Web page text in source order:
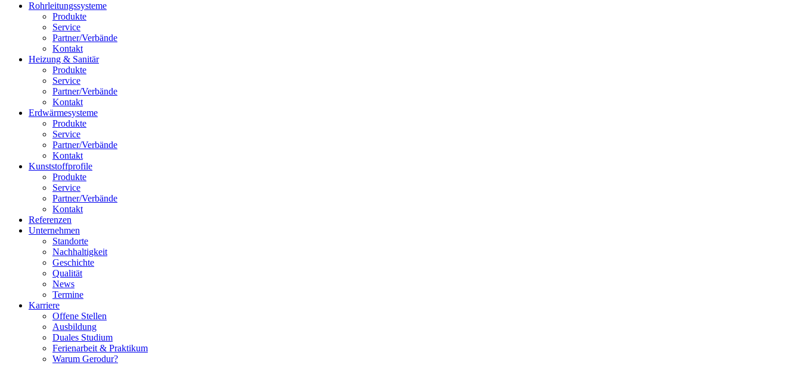
Rohrleitungssysteme
Produkte
Service
Partner/Verbände
Kontakt
Heizung & Sanitär
Produkte
Service
Partner/Verbände
Kontakt
Erdwärmesysteme
Produkte
Service
Partner/Verbände
Kontakt
Kunststoffprofile
Produkte
Service
Partner/Verbände
Kontakt
Referenzen
Unternehmen
Standorte
Nachhaltigkeit
Geschichte
Qualität
News
Termine
Karriere
Offene Stellen
Ausbildung
Duales Studium
Ferienarbeit & Praktikum
Warum Gerodur?